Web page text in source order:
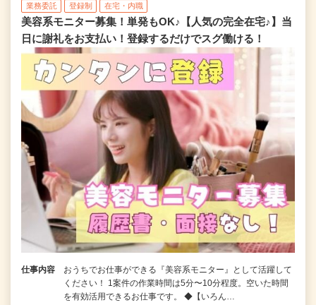
業務委託 登録制 在宅・内職
美容系モニター募集！単発もOK♪【人気の完全在宅♪】当
日に謝礼をお支払い！登録するだけでスグ働ける！
仕事内容
おうちでお仕事ができる『美容系モニター』として活躍して
ください！ 1案件の作業時間は5分〜10分程度。空いた時間
を有効活用できるお仕事です。 ◆【いろん…